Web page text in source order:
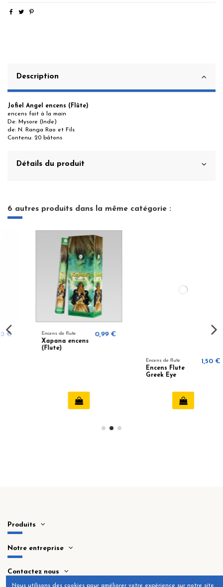
Description
Jofiel Angel encens (Flûte)
encens fait à la main
De: Mysore (Inde)
de: N. Ranga Rao et Fils
Contenu: 20 bâtons
Détails du produit
6 autres produits dans la même catégorie :
0,99 €
Encens de flute
Saint Joseph
encens (Flute)
Produits
Notre entreprise
Contactez nous
Nous utilisons des cookies pour améliorer votre expérience sur notre site